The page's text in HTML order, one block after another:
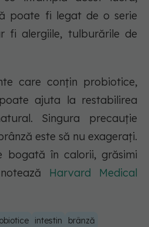
poate fi legat de o serie
fi alergiile, tulburările de
care conțin probiotice,
ajuta la restabilirea
Singura precauție
este să nu exagerați.
bogată în calorii, grăsimi
Harvard Medical
intestin
brânză